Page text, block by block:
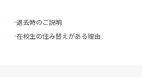
退去時のご説明
在校生の住み替えがある理由